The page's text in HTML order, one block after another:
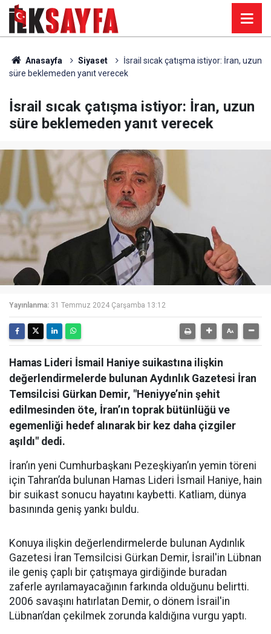
Anasayfa Siyaset
İsrail sıcak çatışma istiyor: İran, uzun
süre beklemeden yanıt verecek
İsrail sıcak çatışma istiyor: İran, uzun
süre beklemeden yanıt verecek
Yayınlanma: 31 Temmuz 2024 Çarşamba 13:12
Hamas Lideri İsmail Haniye suikastına ilişkin
değerlendirmelerde bulunan Aydınlık Gazetesi İran
Temsilcisi Gürkan Demir, "Heniyye’nin şehit
edilmesinden öte, İran’ın toprak bütünlüğü ve
egemenliği hedef alınarak bir kez daha çizgiler
aşıldı" dedi.
İran’ın yeni Cumhurbaşkanı Pezeşkiyan’ın yemin töreni
için Tahran’da bulunan Hamas Lideri İsmail Haniye, hain
bir suikast sonucu hayatını kaybetti. Katliam, dünya
basınında geniş yankı buldu.
Konuya ilişkin değerlendirmelerde bulunan Aydınlık
Gazetesi İran Temsilcisi Gürkan Demir, İsrail'in Lübnan
ile geniş çaplı bir çatışmaya girdiğinde buradan
zaferle ayrılamayacağının farkında olduğunu belirtti.
2006 savaşını hatırlatan Demir, o dönem İsrail'in
Lübnan’dan çekilmek zorunda kaldığına vurgu yaptı.